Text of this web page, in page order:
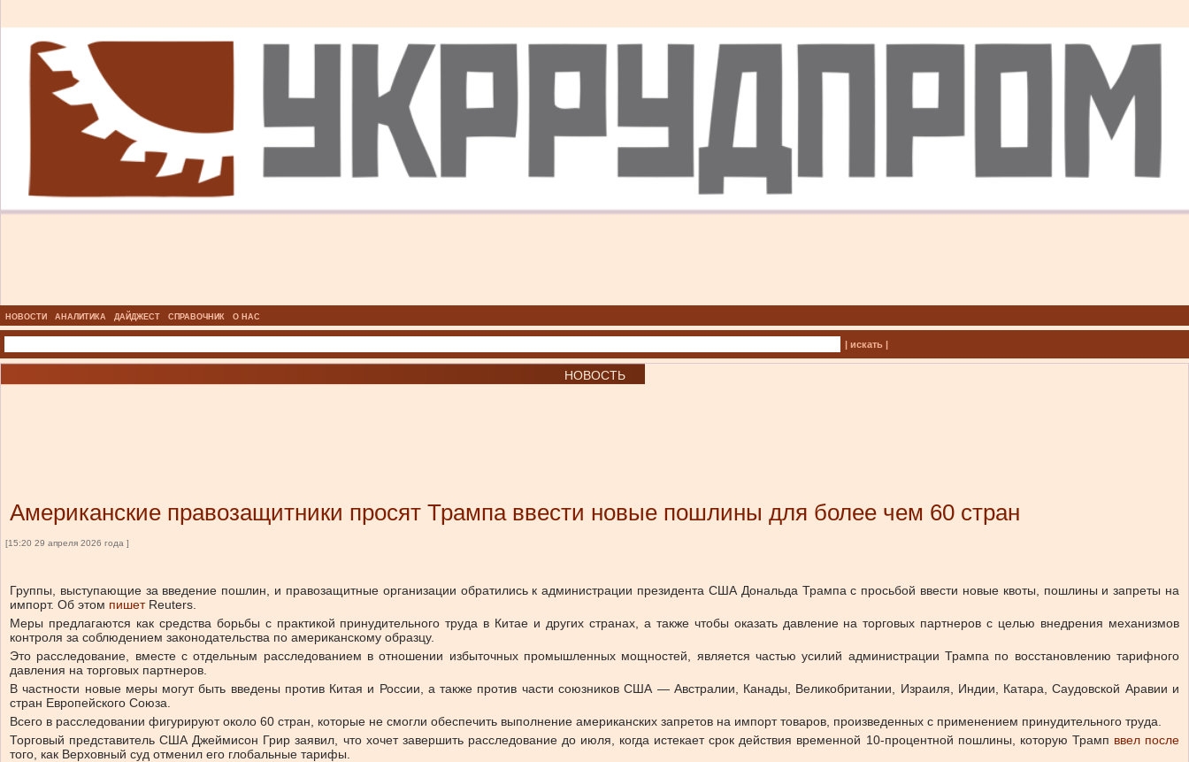
НОВОСТИ АНАЛИТИКА ДАЙДЖЕСТ СПРАВОЧНИК О НАС
| искать |
НОВОСТЬ
Американские правозащитники просят Трампа ввести новые пошлины для более чем 60 стран
[15:20 29 апреля 2026 года ]
Группы, выступающие за введение пошлин, и правозащитные организации обратились к администрации президента США Дональда Трампа с просьбой ввести новые квоты, пошлины и запреты на
импорт. Об этом пишет Reuters.
Меры предлагаются как средства борьбы с практикой принудительного труда в Китае и других странах, а также чтобы оказать давление на торговых партнеров с целью внедрения механизмов
контроля за соблюдением законодательства по американскому образцу.
Это расследование, вместе с отдельным расследованием в отношении избыточных промышленных мощностей, является частью усилий администрации Трампа по восстановлению тарифного
давления на торговых партнеров.
В частности новые меры могут быть введены против Китая и России, а также против части союзников США — Австралии, Канады, Великобритании, Израиля, Индии, Катара, Саудовской Аравии и
стран Европейского Союза.
Всего в расследовании фигурируют около 60 стран, которые не смогли обеспечить выполнение американских запретов на импорт товаров, произведенных с применением принудительного труда.
Торговый представитель США Джеймисон Грир заявил, что хочет завершить расследование до июля, когда истекает срок действия временной 10-процентной пошлины, которую Трамп ввел после
того, как Верховный суд отменил его глобальные тарифы.